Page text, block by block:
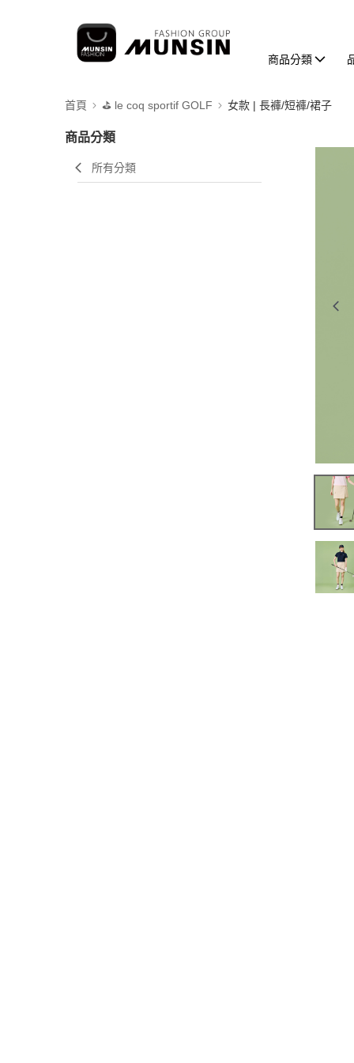
商品分類
首頁 ⛳️ le coq sportif GOLF 女款 | 長褲/短褲/裙子
商品分類
所有分類